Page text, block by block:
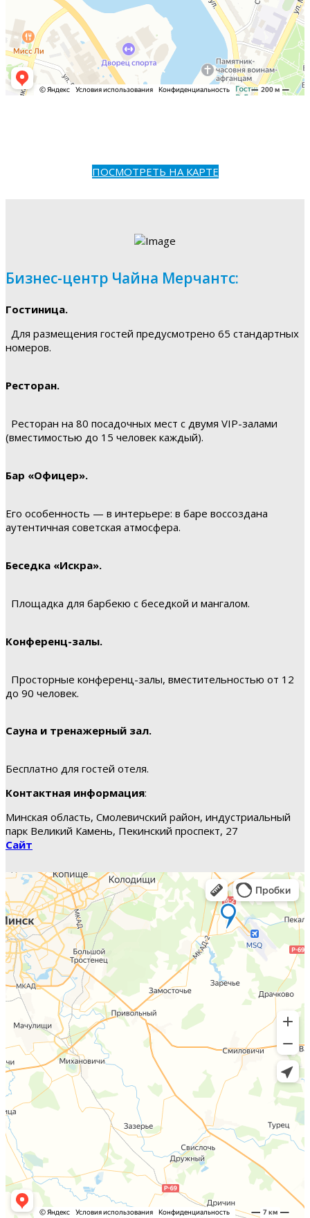
ПОСМОТРЕТЬ НА КАРТЕ
Бизнес-центр Чайна Мерчантс:
Гостиница.
Для размещения гостей предусмотрено 65 стандартных
номеров.
Ресторан.
Ресторан на 80 посадочных мест с двумя VIP-залами
(вместимостью до 15 человек каждый).
Бар «Офицер».
Его особенность — в интерьере: в баре воссоздана
аутентичная советская атмосфера.
Беседка «Искра».
Площадка для барбекю с беседкой и мангалом.
Конференц-залы.
Просторные конференц-залы, вместительностью от 12
до 90 человек.
Сауна и тренажерный зал.
Бесплатно для гостей отеля.
Контактная информация:
Минская область, Смолевичский район, индустриальный
парк Великий Камень, Пекинский проспект, 27
Сайт